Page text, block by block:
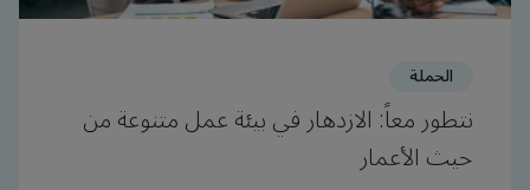
الحملة
نتطور معاً: الازدهار في بيئة عمل متنوعة من
حيث الأعمار